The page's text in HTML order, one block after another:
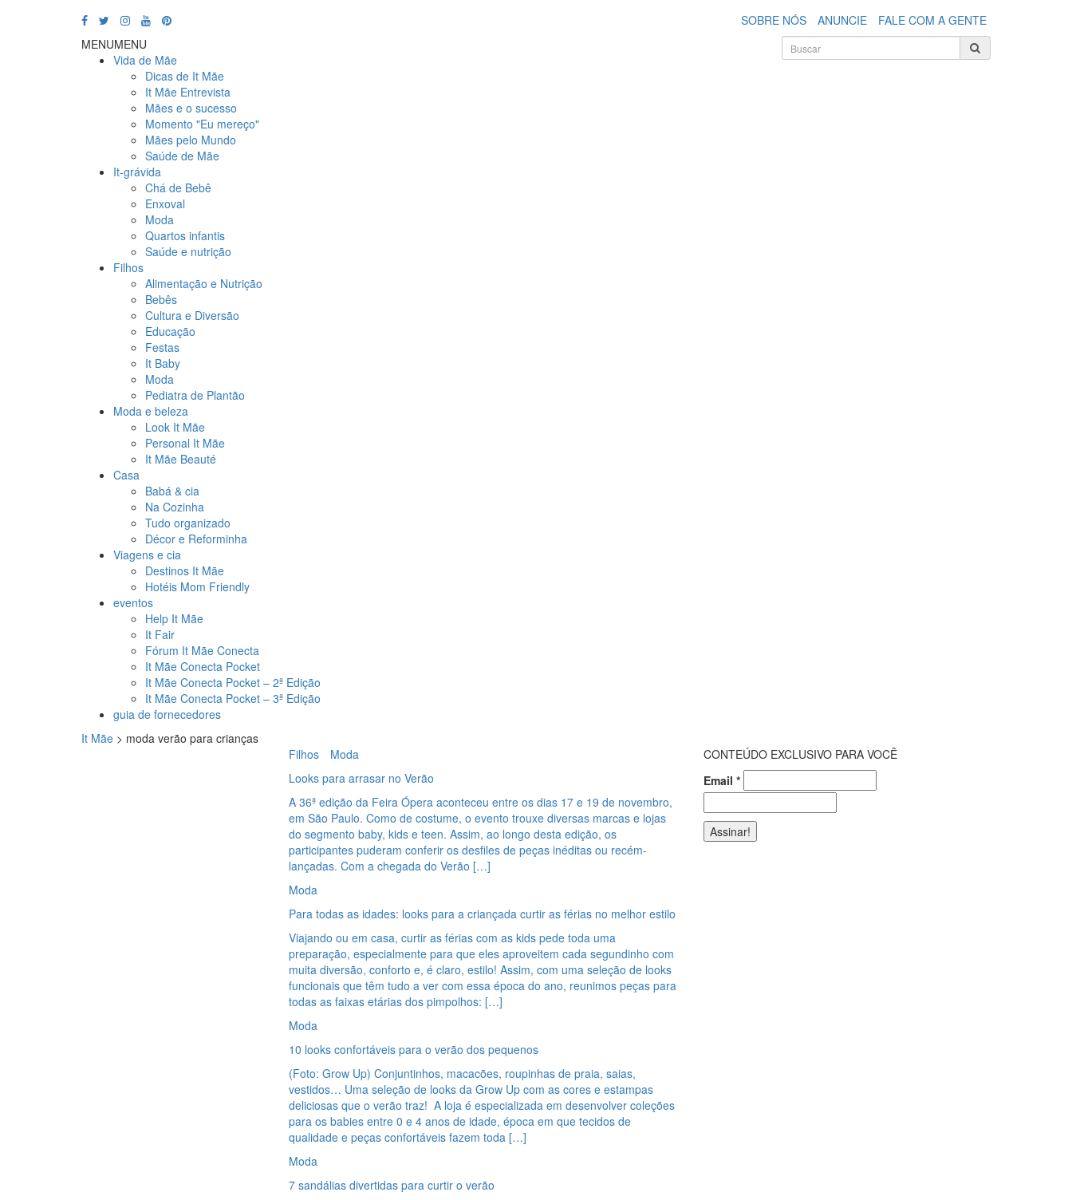
SOBRE NÓS ANUNCIE
FALE COM A GENTE
MENUMENU
Vida de Mãe
Dicas de It Mãe
It Mãe Entrevista
Mães e o sucesso
Momento "Eu mereço"
Mães pelo Mundo
Saúde de Mãe
It-grávida
Chá de Bebê
Enxoval
Moda
Quartos infantis
Saúde e nutrição
Filhos
Alimentação e Nutrição
Bebês
Cultura e Diversão
Educação
Festas
It Baby
Moda
Pediatra de Plantão
Moda e beleza
Look It Mãe
Personal It Mãe
It Mãe Beauté
Casa
Babá & cia
Na Cozinha
Tudo organizado
Décor e Reforminha
Viagens e cia
Destinos It Mãe
Hotéis Mom Friendly
eventos
Help It Mãe
It Fair
Fórum It Mãe Conecta
It Mãe Conecta Pocket
It Mãe Conecta Pocket – 2ª Edição
It Mãe Conecta Pocket – 3ª Edição
guia de fornecedores
It Mãe > moda verão para crianças
Filhos
Moda
Looks para arrasar no Verão
A 36ª edição da Feira Ópera aconteceu entre os dias 17 e 19 de novembro,
em São Paulo. Como de costume, o evento trouxe diversas marcas e lojas
do segmento baby, kids e teen. Assim, ao longo desta edição, os
participantes puderam conferir os desfiles de peças inéditas ou recém-
lançadas. Com a chegada do Verão […]
Moda
Para todas as idades: looks para a criançada curtir as férias no melhor estilo
Viajando ou em casa, curtir as férias com as kids pede toda uma
preparação, especialmente para que eles aproveitem cada segundinho com
muita diversão, conforto e, é claro, estilo! Assim, com uma seleção de looks
funcionais que têm tudo a ver com essa época do ano, reunimos peças para
todas as faixas etárias dos pimpolhos: […]
Moda
10 looks confortáveis para o verão dos pequenos
(Foto: Grow Up) Conjuntinhos, macacões, roupinhas de praia, saias,
vestidos… Uma seleção de looks da Grow Up com as cores e estampas
deliciosas que o verão traz! A loja é especializada em desenvolver coleções
para os babies entre 0 e 4 anos de idade, época em que tecidos de
qualidade e peças confortáveis fazem toda […]
Moda
7 sandálias divertidas para curtir o verão
CONTEÚDO EXCLUSIVO PARA VOCÊ
Email *